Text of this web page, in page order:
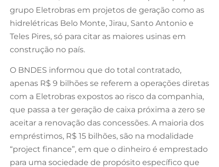
grupo Eletrobras em projetos de geração como as
hidrelétricas Belo Monte, Jirau, Santo Antonio e
Teles Pires, só para citar as maiores usinas em
construção no país.
O BNDES informou que do total contratado,
apenas R$ 9 bilhões se referem a operações diretas
com a Eletrobras expostos ao risco da companhia,
que passa a ter geração de caixa próxima a zero se
aceitar a renovação das concessões. A maioria dos
empréstimos, R$ 15 bilhões, são na modalidade
“project finance”, em que o dinheiro é emprestado
para uma sociedade de propósito específico que